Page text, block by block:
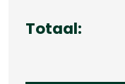
Totaal: